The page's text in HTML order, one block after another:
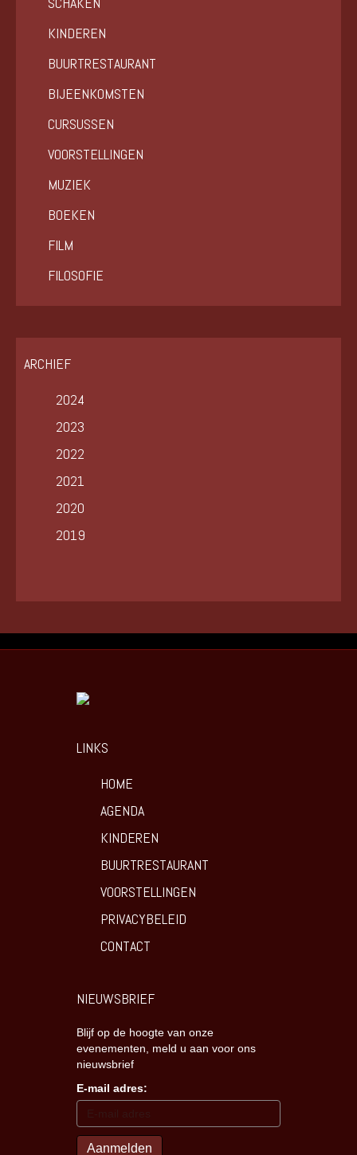
KINDEREN
BUURTRESTAURANT
BIJEENKOMSTEN
CURSUSSEN
VOORSTELLINGEN
MUZIEK
BOEKEN
FILM
FILOSOFIE
ARCHIEF
2024
2023
2022
2021
2020
2019
LINKS
HOME
AGENDA
KINDEREN
BUURTRESTAURANT
VOORSTELLINGEN
PRIVACYBELEID
CONTACT
NIEUWSBRIEF
Blijf op de hoogte van onze
evenementen, meld u aan voor ons
nieuwsbrief
E-mail adres: